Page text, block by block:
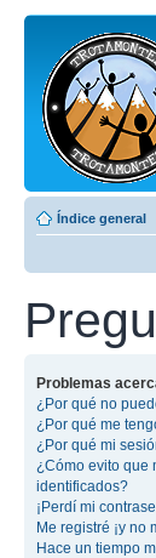
Índice general
Problemas
¿Por qué no
¿Por qué me
¿Por qué mi
¿Cómo evito que
identificados?
¡Perdí mi
Me registré ¡y no
Hace un tiempo